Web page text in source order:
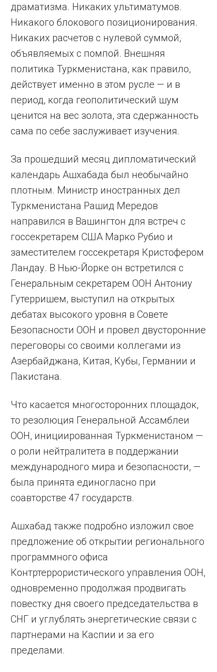
драматизма. Никаких ультиматумов.
Никакого блокового позиционирования.
Никаких расчетов с нулевой суммой,
объявляемых с помпой. Внешняя
политика Туркменистана, как правило,
действует именно в этом русле — и в
период, когда геополитический шум
ценится на вес золота, эта сдержанность
сама по себе заслуживает изучения.
За прошедший месяц дипломатический
календарь Ашхабада был необычайно
плотным. Министр иностранных дел
Туркменистана Рашид Мередов
направился в Вашингтон для встреч с
госсекретарем США Марко Рубио и
заместителем госсекретаря Кристофером
Ландау. В Нью-Йорке он встретился с
Генеральным секретарем ООН Антониу
Гутерришем, выступил на открытых
дебатах высокого уровня в Совете
Безопасности ООН и провел двусторонние
переговоры со своими коллегами из
Азербайджана, Китая, Кубы, Германии и
Пакистана.
Что касается многосторонних площадок,
то резолюция Генеральной Ассамблеи
ООН, инициированная Туркменистаном —
о роли нейтралитета в поддержании
международного мира и безопасности, —
была принята единогласно при
соавторстве 47 государств.
Ашхабад также подробно изложил свое
предложение об открытии регионального
программного офиса
Контртеррористического управления ООН,
одновременно продолжая продвигать
повестку дня своего председательства в
СНГ и углублять энергетические связи с
партнерами на Каспии и за его
пределами.